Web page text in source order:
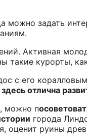
можно задать
Активная
такие курорты,
с его
отлична
можно п
города
оценит руины